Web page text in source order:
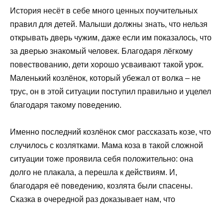
История несёт в себе много ценных поучительных
правил для детей. Малыши должны знать, что нельзя
открывать дверь чужим, даже если им показалось, что
за дверью знакомый человек. Благодаря лёгкому
повествованию, дети хорошо усваивают такой урок.
Маленький козлёнок, который убежал от волка – не
трус, он в этой ситуации поступил правильно и уцелел
благодаря такому поведению.
Именно последний козлёнок смог рассказать козе, что
случилось с козлятками. Мама коза в такой сложной
ситуации тоже проявила себя положительно: она
долго не плакала, а перешла к действиям. И,
благодаря её поведению, козлята были спасены.
Сказка в очередной раз доказывает нам, что